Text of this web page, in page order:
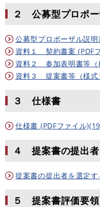
２ 公募型プロポ
公募型プロポーザル説
資料１ 契約書案 (PDF
資料２ 参加表明書等（
資料３ 提案書等（様
３ 仕様書
仕様書 (PDFファイル
４ 提案書の提出
提案書の提出者を選定
５ 提案書評価要領